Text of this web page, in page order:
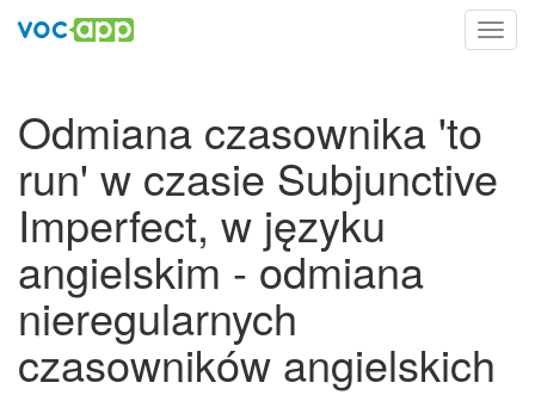
Odmiana czasownika 'to
run' w czasie Subjunctive
Imperfect, w języku
angielskim - odmiana
nieregularnych
czasowników angielskich